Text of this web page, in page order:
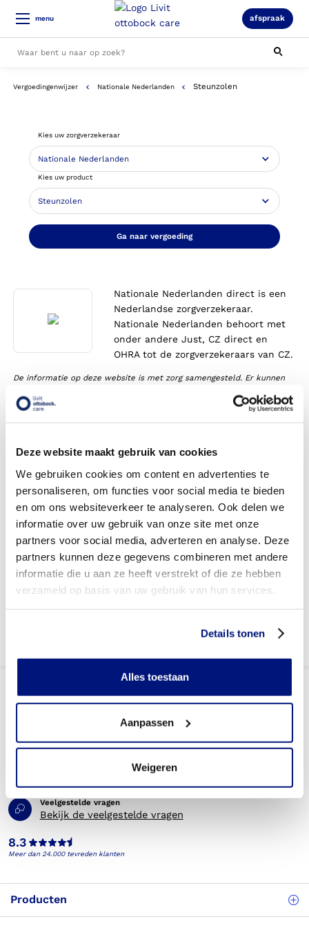
Deze website maakt gebruik van cookies
We gebruiken cookies om content en advertenties te
personaliseren, om functies voor social media te bieden
en om ons websiteverkeer te analyseren. Ook delen we
informatie over uw gebruik van onze site met onze
partners voor social media, adverteren en analyse. Deze
partners kunnen deze gegevens combineren met andere
informatie die u aan ze heeft verstrekt of die ze hebben
verzameld op basis van uw gebruik van hun services.
Details tonen
Alles toestaan
Aanpassen
Weigeren
menu afspraak
Alle resultaten
Vergoedingenwijzer Nationale Nederlanden Steunzolen
Kies uw zorgverzekeraar
Kies uw product
Ga naar vergoeding
Nationale Nederlanden direct is een
Nederlandse zorgverzekeraar.
Nationale Nederlanden behoort met
onder andere Just, CZ direct en
OHRA tot de zorgverzekeraars van CZ.
De informatie op deze website is met zorg samengesteld. Er kunnen
altijd bij uw eigen zorgverzekeraar na te vragen welke voorwaarden
specifiek voor u gelden.
Vergoedingen van Nationale
Nederlanden bij Steunzolen
Krijg ik een vergoeding voor mijn steunzolen? Bekijk de
vergoeding per verzekeringspakket.
Worden steunzolen vergoed vanuit de basisverzekering?
Wat kosten steunzolen?
Veelgestelde vragen
Bekijk de veelgestelde vragen
8.3
Meer dan 24.000 tevreden klanten
Producten